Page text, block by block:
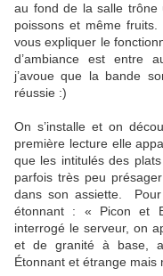
au fond de la salle trône
poissons et même
vous expliquer le
d’ambiance est entre
j’avoue que la bande
réussie :)
On s’installe et on
première lecture elle
que les intitulés des
parfois très peu
dans son assiette.
étonnant : « Picon et
interrogé le serveur, on
et de granité à base,
Étonnant et étrange mais